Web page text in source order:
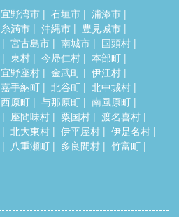
宜野湾市 石垣市
浦添市
糸満市 沖縄市
豊見城市
宮古島市 南城市
国頭村
東村 今帰仁村
本部町
宜野座村 金武町
伊江村
嘉手納町 北谷町
北中城村
西原町 与那原町
南風原町
座間味村 粟国村
渡名喜村
北大東村 伊平屋村
伊是名村
八重瀬町 多良間村
竹富町